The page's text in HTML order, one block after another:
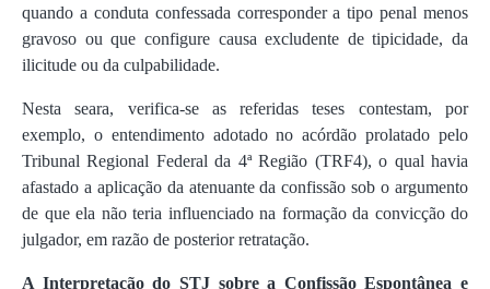
quando a conduta confessada corresponder a tipo penal menos
gravoso ou que configure causa excludente de tipicidade, da
ilicitude ou da culpabilidade.
Nesta seara, verifica-se as referidas teses contestam, por
exemplo, o entendimento adotado no acórdão prolatado pelo
Tribunal Regional Federal da 4ª Região (TRF4), o qual havia
afastado a aplicação da atenuante da confissão sob o argumento
de que ela não teria influenciado na formação da convicção do
julgador, em razão de posterior retratação.
A Interpretação do STJ sobre a Confissão Espontânea e